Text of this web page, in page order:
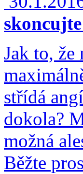
Jak to, že
střídá
dokola?
možná
Běžte